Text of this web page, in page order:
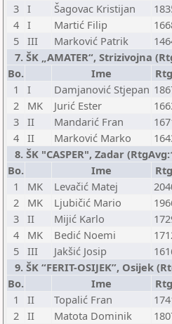
3 I Šagovac Kristijan
4 I Martić Filip
5 III Marković Patrik
7. ŠK „AMATER“, Strizivojna
Bo.
Ime
1
I Damjanović Stjepan
2
MK Jurić Ester
3 II Mandarić Fran
4 II Marković Marko
8. ŠK "CASPER", Zadar
Bo.
Ime
1
MK Levačić Matej
2
MK Ljubičić Mario
3 II Mijić Karlo
4
MK Bedić Noemi
5 III Jakšić Josip
9. ŠK “FERIT-OSIJEK”, Osijek
Bo.
Ime
1
II Topalić Fran
2 II Matota Dominik